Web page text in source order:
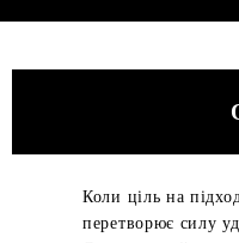
Коли ціль на
перетворює силу